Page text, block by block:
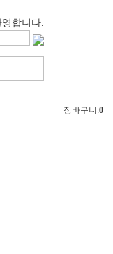
합니다.
장바구니:0